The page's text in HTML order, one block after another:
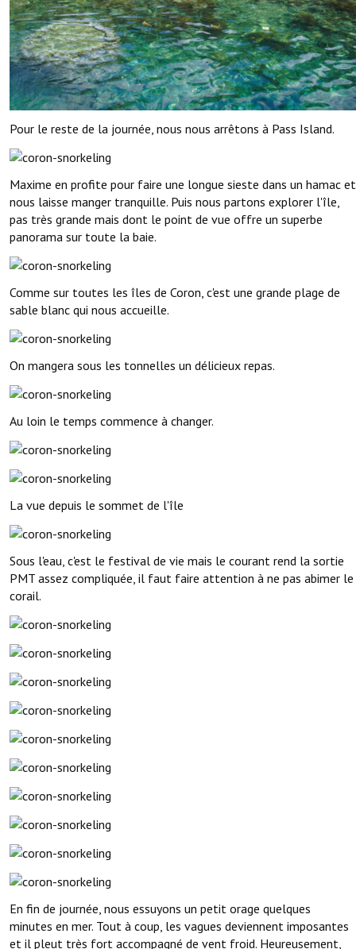
Pour le reste de la journée, nous nous arrêtons à Pass Island.
Maxime en profite pour faire une longue sieste dans un hamac et
nous laisse manger tranquille. Puis nous partons explorer l'île,
pas très grande mais dont le point de vue offre un superbe
panorama sur toute la baie.
Comme sur toutes les îles de Coron, c'est une grande plage de
sable blanc qui nous accueille.
On mangera sous les tonnelles un délicieux repas.
Au loin le temps commence à changer.
La vue depuis le sommet de l'île
Sous l'eau, c'est le festival de vie mais le courant rend la sortie
PMT assez compliquée, il faut faire attention à ne pas abimer le
corail.
En fin de journée, nous essuyons un petit orage quelques
minutes en mer. Tout à coup, les vagues deviennent imposantes
et il pleut très fort accompagné de vent froid. Heureusement,